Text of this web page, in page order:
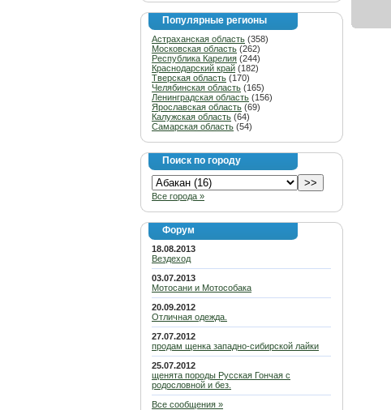
Популярные регионы
Астраханская область (358)
Московская область (262)
Республика Карелия (244)
Краснодарский край (182)
Тверская область (170)
Челябинская область (165)
Ленинградская область (156)
Ярославская область (69)
Калужская область (64)
Самарская область (54)
Поиск по городу
Все города »
Форум
18.08.2013
Вездеход
03.07.2013
Мотосани и Мотособака
20.09.2012
Отличная одежда.
27.07.2012
продам щенка западно-сибирской лайки
25.07.2012
щенята породы Русская Гончая с
родословной и без.
Все сообщения »